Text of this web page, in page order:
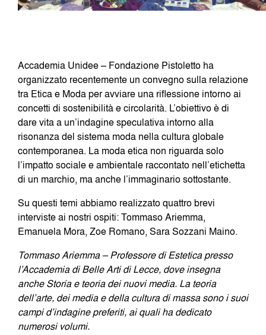
Accademia Unidee – Fondazione Pistoletto ha
organizzato recentemente un convegno sulla relazione
tra Etica e Moda per avviare una riflessione intorno ai
concetti di sostenibilità e circolarità. L’obiettivo è di
dare vita a un’indagine speculativa intorno alla
risonanza del sistema moda nella cultura globale
contemporanea. La moda etica non riguarda solo
l’impatto sociale e ambientale raccontato nell’etichetta
di un marchio, ma anche l’immaginario sottostante.
Su questi temi abbiamo realizzato quattro brevi
interviste ai nostri ospiti: Tommaso Ariemma,
Emanuela Mora, Zoe Romano, Sara Sozzani Maino.
Tommaso Ariemma – Professore di Estetica presso
l’Accademia di Belle Arti di Lecce, dove insegna
anche Storia e teoria dei nuovi media. La teoria
dell’arte, dei media e della cultura di massa sono i suoi
campi d’indagine preferiti, ai quali ha dedicato
numerosi volumi.